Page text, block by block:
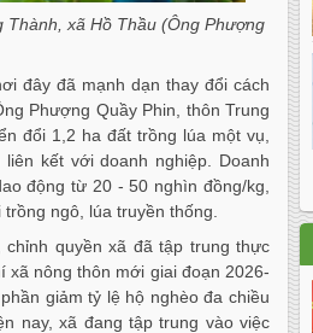
xã Hồ Thầu (Ông Phượng
đây đã mạnh dạn thay đổi cách
Phượng Quầy Phin, thôn Trung
đổi 1,2 ha đất trồng lúa một vụ,
kết với doanh nghiệp. Doanh
động từ 20 - 50 nghìn đồng/kg,
ngô, lúa truyền thống.
quyền xã đã tập trung thực
xã nông thôn mới giai đoạn 2026-
giảm tỷ lệ hộ nghèo đa chiều
nay, xã đang tập trung vào việc